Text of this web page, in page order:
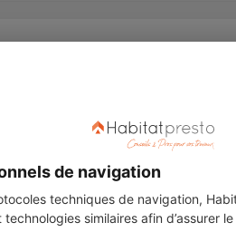
de navigation
techniques de navigation,
similaires afin d’assurer
Revue de presse